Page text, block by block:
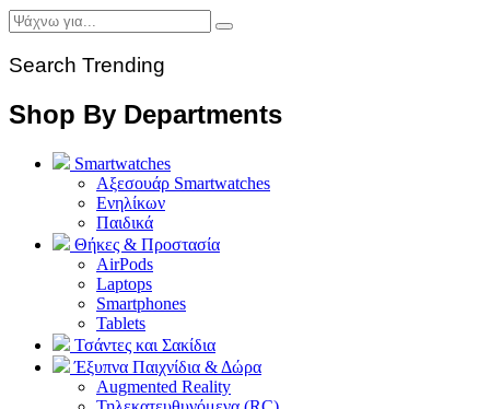
Search Trending
Shop By Departments
Smartwatches
Αξεσουάρ Smartwatches
Ενηλίκων
Παιδικά
Θήκες & Προστασία
AirPods
Laptops
Smartphones
Tablets
Τσάντες και Σακίδια
Έξυπνα Παιχνίδια & Δώρα
Augmented Reality